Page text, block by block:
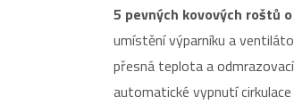
5 pevných kovových roštů
umístění výparníku a
přesná teplota a
automatické vypnutí